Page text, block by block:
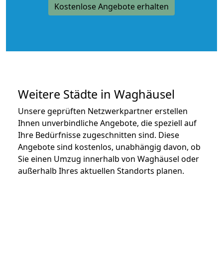
Kostenlose Angebote erhalten
Weitere Städte in Waghäusel
Unsere geprüften Netzwerkpartner erstellen
Ihnen unverbindliche Angebote, die speziell auf
Ihre Bedürfnisse zugeschnitten sind. Diese
Angebote sind kostenlos, unabhängig davon, ob
Sie einen Umzug innerhalb von Waghäusel oder
außerhalb Ihres aktuellen Standorts planen.